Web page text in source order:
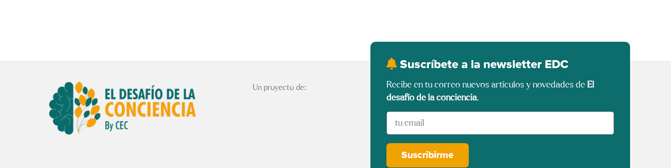
Un proyecto de:
Suscríbete a la newsletter EDC
Recibe en tu correo nuevos artículos y novedades de El
desafío de la conciencia.
Suscribirme